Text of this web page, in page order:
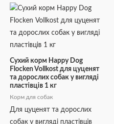
Сухий корм Happy Dog
Flocken Vollkost для цуценят
та дорослих собак у вигляді
пластівців 1 кг
Корм для собак
Для цуценят та дорослих
собак у вигляді пластівців